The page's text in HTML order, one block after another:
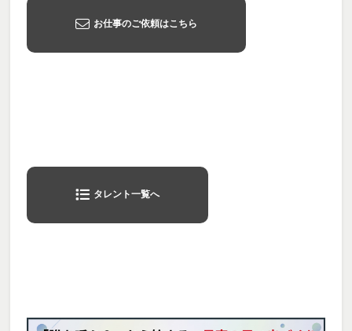
お仕事のご依頼はこちら
タレント一覧へ